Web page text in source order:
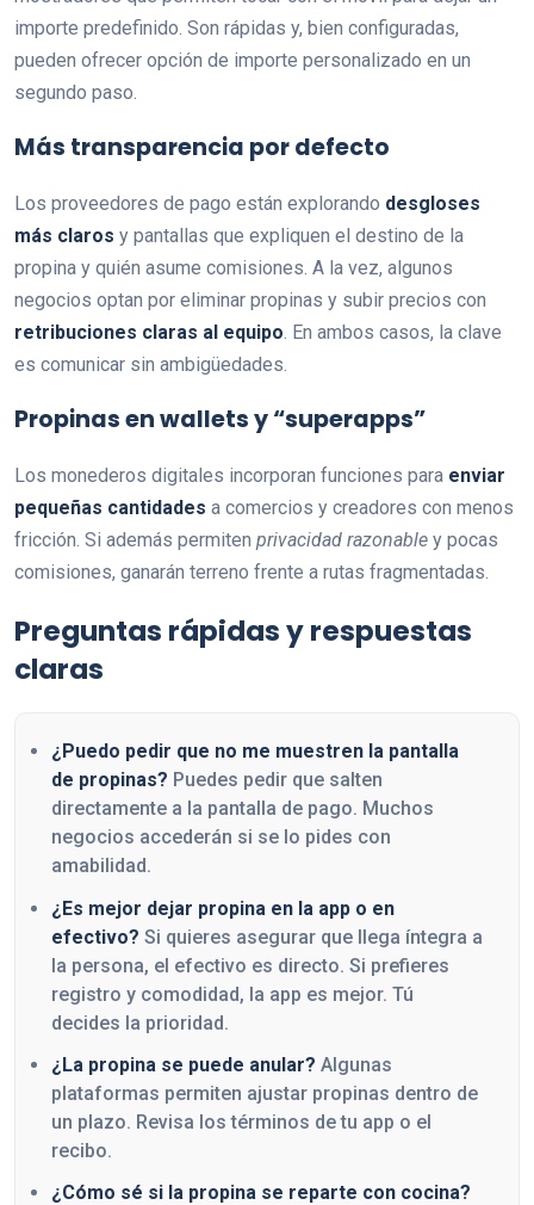
importe predefinido. Son rápidas y, bien configuradas,
pueden ofrecer opción de importe personalizado en un
segundo paso.
Más transparencia por defecto
Los proveedores de pago están explorando desgloses
más claros y pantallas que expliquen el destino de la
propina y quién asume comisiones. A la vez, algunos
negocios optan por eliminar propinas y subir precios con
retribuciones claras al equipo. En ambos casos, la clave
es comunicar sin ambigüedades.
Propinas en wallets y “superapps”
Los monederos digitales incorporan funciones para enviar
pequeñas cantidades a comercios y creadores con menos
fricción. Si además permiten privacidad razonable y pocas
comisiones, ganarán terreno frente a rutas fragmentadas.
Preguntas rápidas y respuestas
claras
¿Puedo pedir que no me muestren la pantalla
de propinas? Puedes pedir que salten
directamente a la pantalla de pago. Muchos
negocios accederán si se lo pides con
amabilidad.
¿Es mejor dejar propina en la app o en
efectivo? Si quieres asegurar que llega íntegra a
la persona, el efectivo es directo. Si prefieres
registro y comodidad, la app es mejor. Tú
decides la prioridad.
¿La propina se puede anular? Algunas
plataformas permiten ajustar propinas dentro de
un plazo. Revisa los términos de tu app o el
recibo.
¿Cómo sé si la propina se reparte con cocina?